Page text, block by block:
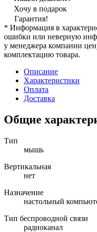
Хочу в подарок
Гарантия!
* Информация в
ошибки или неверную
у менеджера компании
комплектацию товара.
Описание
Характеристики
Оплата
Доставка
Общие
Тип
мышь
Вертикальная
нет
Назначение
настольный
Тип беспроводной связи
радиоканал